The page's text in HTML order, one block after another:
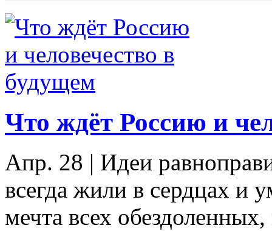
Что ждёт Россию и
Апр. 28 | Идеи
всегда жили в сердцах и
мечта всех